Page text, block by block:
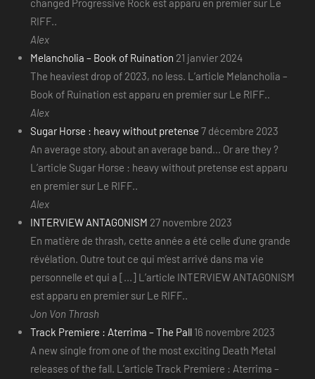
changed Progressive Rock est apparu en premier sur Le
RIFF..
Alex
Melancholia – Book of Ruination 21 janvier 2024
The heaviest drop of 2023, no less. L’article Melancholia –
Book of Ruination est apparu en premier sur Le RIFF..
Alex
Sugar Horse : heavy without pretense 7 décembre 2023
An average story, about an average band... Or are they ?
L’article Sugar Horse : heavy without pretense est apparu
en premier sur Le RIFF..
Alex
INTERVIEW ANTAGONISM 27 novembre 2023
En matière de thrash, cette année a été celle d’une grande
révélation. Outre tout ce qui m’est arrivé dans ma vie
personnelle et qui a [...] L’article INTERVIEW ANTAGONISM
est apparu en premier sur Le RIFF..
Jon Von Thrash
Track Premiere : Aterrima – The Pall 16 novembre 2023
A new single from one of the most exciting Death Metal
releases of the fall. L’article Track Premiere : Aterrima –